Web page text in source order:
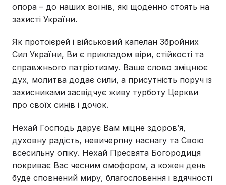
опора – до наших воїнів, які щоденно стоять на
захисті України.
Як протоієрей і військовий капелан Збройних
Сил України, Ви є прикладом віри, стійкості та
справжнього патріотизму. Ваше слово зміцнює
дух, молитва додає сили, а присутність поруч із
захисниками засвідчує живу турботу Церкви
про своїх синів і дочок.
Нехай Господь дарує Вам міцне здоров’я,
духовну радість, невичерпну наснагу та Свою
всесильну опіку. Нехай Пресвята Богородиця
покриває Вас чесним омофором, а кожен день
буде сповнений миру, благословення і вдячності